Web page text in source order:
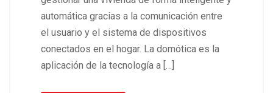
automática gracias a la comunicación entre
el usuario y el sistema de dispositivos
conectados en el hogar. La domótica es la
aplicación de la tecnología a […]